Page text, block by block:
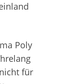
Poly
für